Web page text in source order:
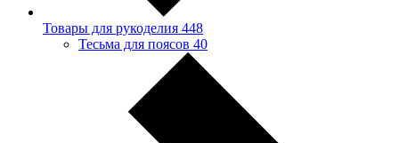
Товары для рукоделия 448
Тесьма для поясов 40